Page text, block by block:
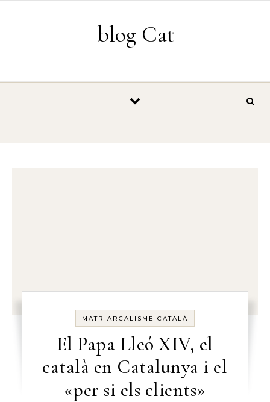
blog Cat
MATRIARCALISME CATALÀ
El Papa Lleó XIV, el
català en Catalunya i el
«per si els clients»